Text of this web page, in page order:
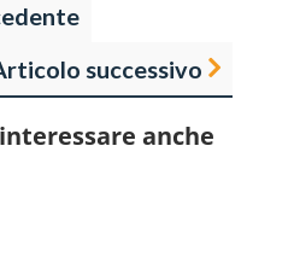
successivo
anche